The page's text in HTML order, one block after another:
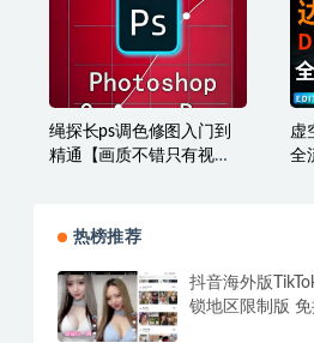
绳探长ps调色修图入门到
精通【画质不错只有视
虚
全
热榜推荐
抖音海外版
锁地区限制版